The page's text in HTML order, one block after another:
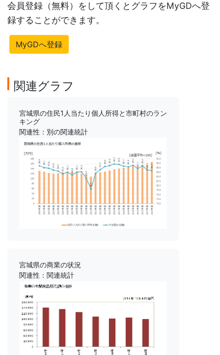
会員登録（無料）をして頂くとグラフをMyGDへ登
録することができます。
MyGDへ登録
関連グラフ
宮城県の住民1人当たり個人所得と市町村のラン
キング
関連性：別の関連統計
宮城県の商業の状況
関連性：関連統計